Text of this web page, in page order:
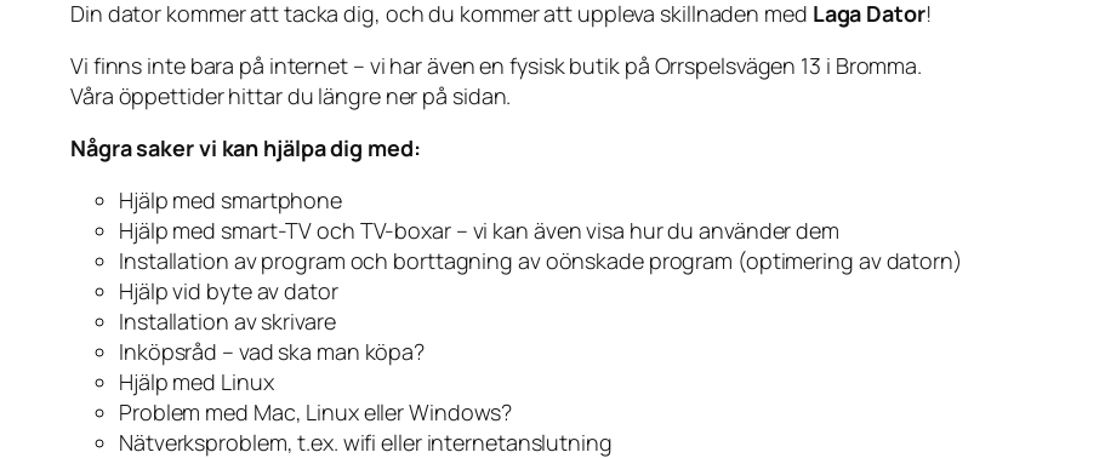
Din dator kommer att tacka dig, och du kommer att uppleva skillnaden med Laga Dator!
Vi finns inte bara på internet – vi har även en fysisk butik på Orrspelsvägen 13 i Bromma.
Våra öppettider hittar du längre ner på sidan.
Några saker vi kan hjälpa dig med:
Hjälp med smartphone
Hjälp med smart-TV och TV-boxar – vi kan även visa hur du använder dem
Installation av program och borttagning av oönskade program (optimering av datorn)
Hjälp vid byte av dator
Installation av skrivare
Inköpsråd – vad ska man köpa?
Hjälp med Linux
Problem med Mac, Linux eller Windows?
Nätverksproblem, t.ex. wifi eller internetanslutning